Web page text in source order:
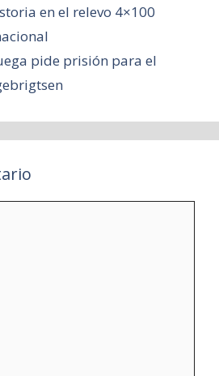
en el relevo 4×100
pide prisión para el